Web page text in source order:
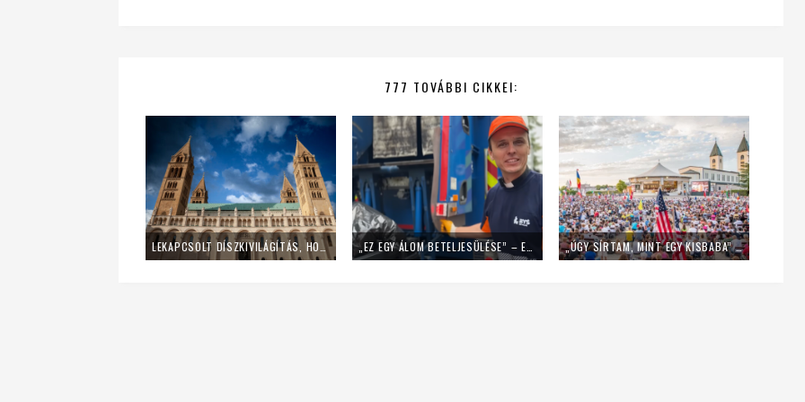
777 TOVÁBBI CIKKEI:
LEKAPCSOLT DÍSZKIVILÁGÍTÁS, HOME OFFICE – ÍGY SPÓROL AZ ENERGIÁVAL A PÉCSI EGYHÁZMEGYE „EZ EGY ÁLOM BETELJESÜLÉSE” – EGY NAPIG KUKÁSNAK ÁLLT EGY LENGYEL PAP „ÚGY SÍRTAM, MINT EGY KISBABA” – FIATALOK A MLADIFESTRŐL